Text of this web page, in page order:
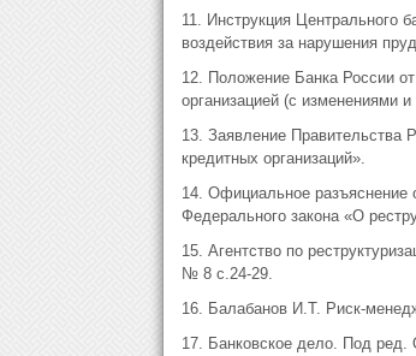
11. Инструкция Центрального
воздействия за нарушения
12. Положение Банка России
организацией (с изменениями
13. Заявление Правительства
кредитных организаций».
14. Официальное
Федерального закона «О
15. Агентство по
№ 8 с.24-29.
16. Балабанов И.Т. Риск-
17. Банковское дело. Под ред.